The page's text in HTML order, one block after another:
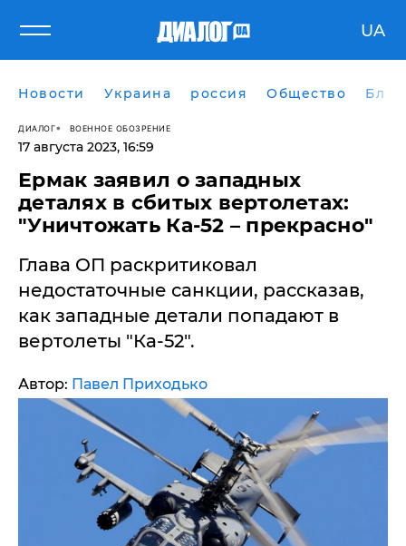
UA
Новости Украина россия Общество
ДИАЛОГ ВОЕННОЕ ОБОЗРЕНИЕ
17 августа 2023, 16:59
Ермак заявил о западных
деталях в сбитых вертолетах:
"Уничтожать Ка-52 – прекрасно"
Глава ОП раскритиковал
недостаточные санкции, рассказав,
как западные детали попадают в
вертолеты "Ка-52".
Автор: Павел Приходько